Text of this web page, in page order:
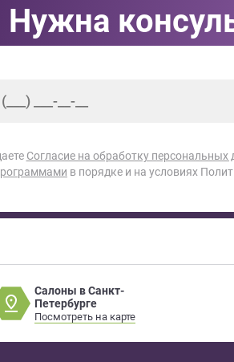
Нужна
Согласие на обработку персональных
в порядке и на условиях
Салоны в Санкт-
Петербурге
Посмотреть на карте